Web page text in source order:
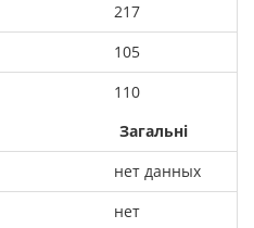
217
105
110
Загальні
нет данных
нет